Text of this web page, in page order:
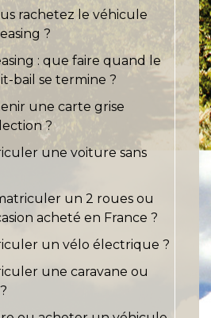
rachetez le véhicule
?
: que faire quand le
bail se termine ?
une carte grise
?
une voiture sans
un 2 roues ou
acheté en France ?
un vélo électrique ?
une caravane ou